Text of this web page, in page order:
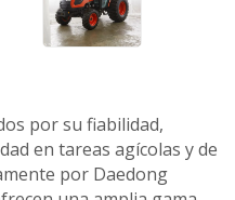
por su fiabilidad,
en tareas agícolas y de
por Daedong